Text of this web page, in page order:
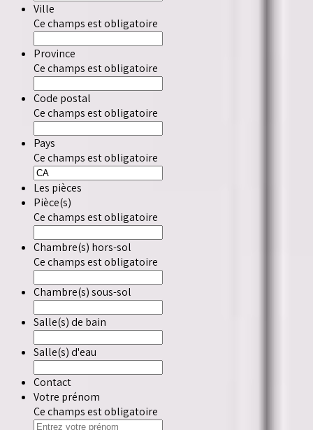
Ville
Ce champs est obligatoire
Province
Ce champs est obligatoire
Code postal
Ce champs est obligatoire
Pays
Ce champs est obligatoire
Les pièces
Pièce(s)
Ce champs est obligatoire
Chambre(s) hors-sol
Ce champs est obligatoire
Chambre(s) sous-sol
Salle(s) de bain
Salle(s) d'eau
Contact
Votre prénom
Ce champs est obligatoire